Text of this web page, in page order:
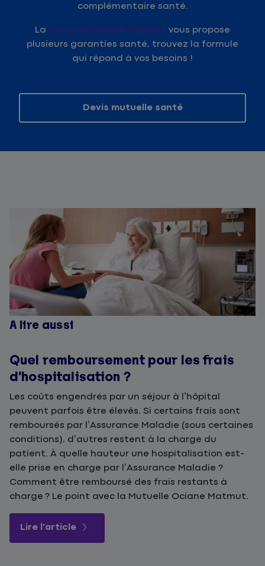
complémentaire santé.
La Mutuelle Ociane Matmut vous propose
plusieurs garanties santé, trouvez la formule
qui répond à vos besoins !
Devis mutuelle santé
A lire aussi
Quel remboursement pour les frais
d’hospitalisation ?
Les coûts engendrés par un séjour à l’hôpital
peuvent parfois être élevés. Si certains frais sont
remboursés par l’Assurance Maladie (sous certaines
conditions), d’autres restent à la charge du
patient. À quelle hauteur une hospitalisation est-
elle prise en charge par l’Assurance Maladie ?
Comment être remboursé des frais restants à
charge ? Le point avec la Mutuelle Ociane Matmut.
Lire l'article